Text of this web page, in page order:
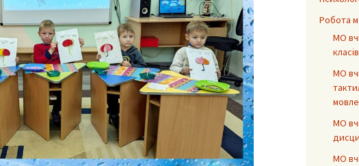
Робота
МО
класів
МО
МО
МО